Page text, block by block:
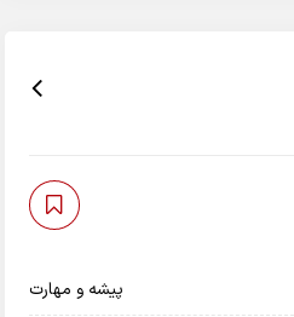
پیشه و مهارت